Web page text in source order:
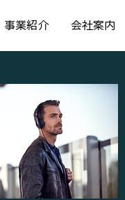
事業紹介 会社案内